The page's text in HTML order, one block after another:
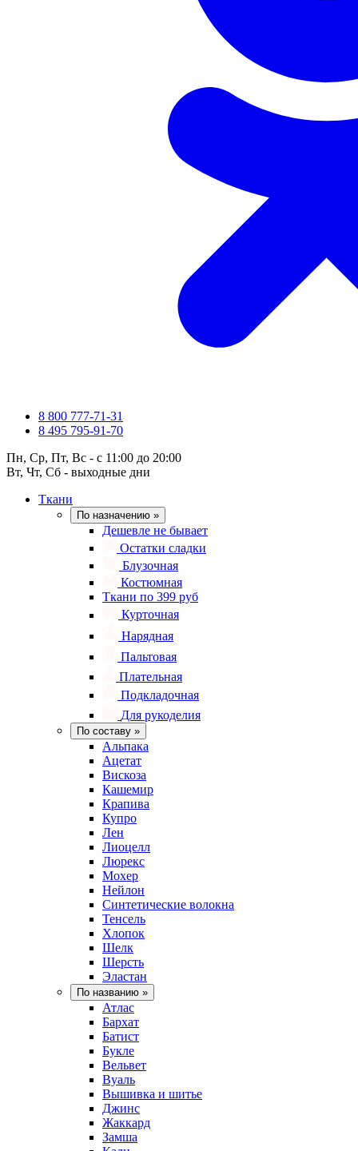
8 800 777-71-31
8 495 795-91-70
Пн, Ср, Пт, Вс - с 11:00 до 20:00
Вт, Чт, Сб - выходные дни
Ткани
По назначению »
Дешевле не бывает
Остатки сладки
Блузочная
Костюмная
Ткани по 399 руб
Курточная
Нарядная
Пальтовая
Плательная
Подкладочная
Для рукоделия
По составу »
Альпака
Ацетат
Вискоза
Кашемир
Крапива
Купро
Лен
Лиоцелл
Люрекс
Мохер
Нейлон
Синтетические волокна
Тенсель
Хлопок
Шелк
Шерсть
Эластан
По названию »
Атлас
Бархат
Батист
Букле
Вельвет
Вуаль
Вышивка и шитье
Джинс
Жаккард
Замша